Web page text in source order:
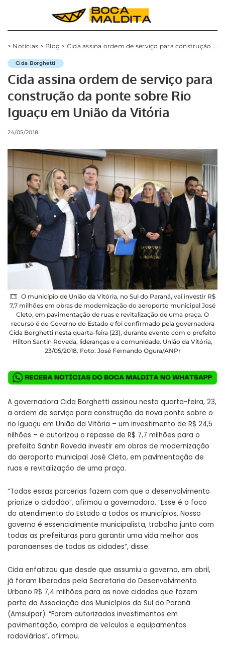
> Notícias > Blog > Cida assina ordem de serviço para construção da ponte sobre Rio Iguaçu em União da Vitória
Cida Borghetti
Cida assina ordem de serviço para
construção da ponte sobre Rio
Iguaçu em União da Vitória
24/05/2018
O município de União da Vitória, no Sul do Paraná, vai investir R$
7,7 milhões em obras de modernização do aeroporto municipal José
Cleto, em pavimentação de ruas e revitalização de uma praça. O
recurso é do Governo do Estado e foi confirmado pela governadora
Cida Borghetti nesta quarta-feira (23), durante evento com o prefeito
Hilton Santin Roveda, lideranças e a comunidade. União da Vitória,
23/05/2018. Foto: José Fernando Ogura/ANPr
A governadora Cida Borghetti assinou nesta quarta-feira, 23,
a ordem de serviço para construção da nova ponte sobre o
rio Iguaçu em União da Vitória – um investimento de R$ 24,5
nilhões – e autorizou o repasse de R$ 7,7 milhões para o
prefeito Santin Roveda investir em obras de modernização
do aeroporto municipal José Cleto, em pavimentação de
ruas e revitalização de uma praça.
“Todas essas parcerias fazem com que o desenvolvimento
priorize o cidadão”, afirmou a governadora. “Esse é o foco
do atendimento do Estado a todos os municípios. Nosso
governo é essencialmente municipalista, trabalha junto com
todas as prefeituras para garantir uma vida melhor aos
paranaenses de todas as cidades”, disse.
Cida enfatizou que desde que assumiu o governo, em abril,
já foram liberados pela Secretaria do Desenvolvimento
Urbano R$ 7,4 milhões para as nove cidades que fazem
parte da Associação dos Municípios do Sul do Paraná
(Amsulpar). “Foram autorizados investimentos em
pavimentação, compra de veículos e equipamentos
rodoviários”, afirmou.